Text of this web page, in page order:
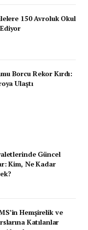
150 Avroluk Okul
Borcu Rekor Kırdı:
Ulaştı
Güncel
Kim, Ne Kadar
Hemşirelik ve
Katılanlar